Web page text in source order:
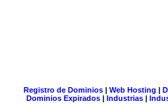
Registro de Dominios| Web Hosting |
Dominios Expirados | Industrias |